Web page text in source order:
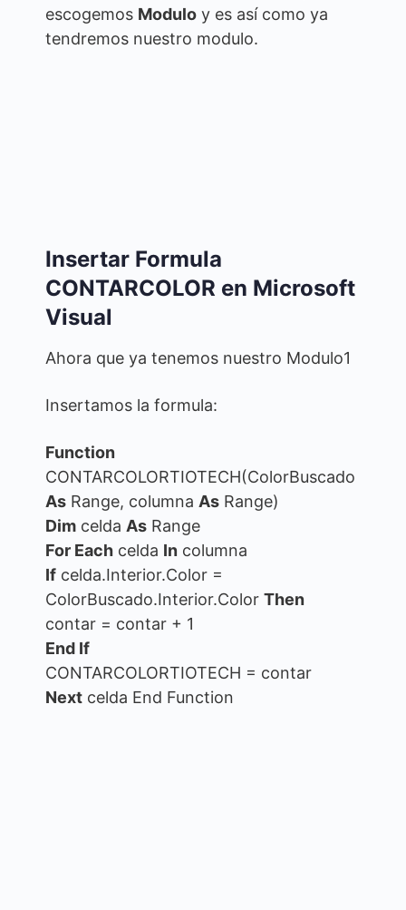
escogemos Modulo y es así como ya
tendremos nuestro modulo.
Insertar Formula
CONTARCOLOR en Microsoft
Visual
Ahora que ya tenemos nuestro Modulo1
Insertamos la formula:
Function
CONTARCOLORTIOTECH(ColorBuscado
As Range, columna As Range)
Dim celda As Range
For Each celda In columna
If celda.Interior.Color =
ColorBuscado.Interior.Color Then
contar = contar + 1
End If
CONTARCOLORTIOTECH = contar
Next celda End Function